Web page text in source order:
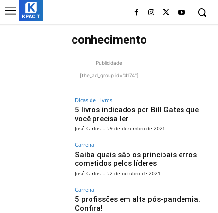
conhecimento
Publicidade
[the_ad_group id="4174"]
Dicas de Livros
5 livros indicados por Bill Gates que
você precisa ler
José Carlos - 29 de dezembro de 2021
Carreira
Saiba quais são os principais erros
cometidos pelos líderes
José Carlos - 22 de outubro de 2021
Carreira
5 profissões em alta pós-pandemia.
Confira!